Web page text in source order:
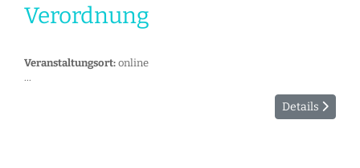
Verordnung
Veranstaltungsort: online
...
Details